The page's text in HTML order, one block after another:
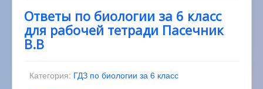
Ответы по биологии за 6 класс
для рабочей тетради Пасечник
В.В
Категория: ГДЗ по биологии за 6 класс